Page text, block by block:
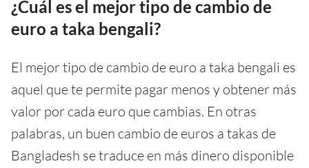
¿Cuál es el mejor tipo de cambio de
euro a taka bengali?
El mejor tipo de cambio de euro a taka bengali es
aquel que te permite pagar menos y obtener más
valor por cada euro que cambias. En otras
palabras, un buen cambio de euros a takas de
Bangladesh se traduce en más dinero disponible